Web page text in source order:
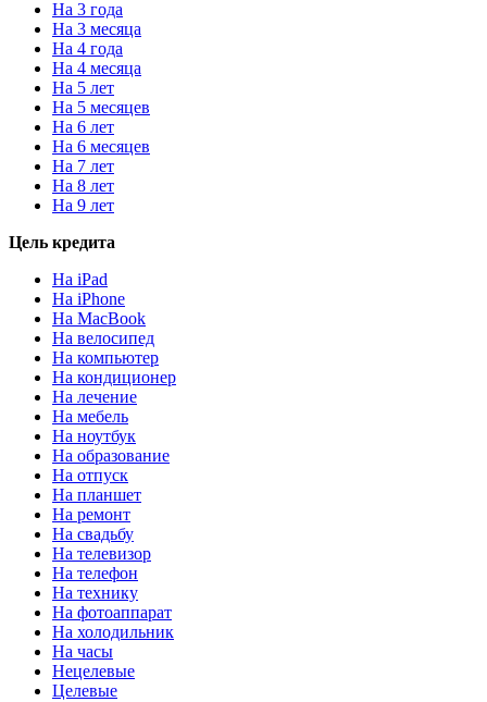
На 3 года
На 3 месяца
На 4 года
На 4 месяца
На 5 лет
На 5 месяцев
На 6 лет
На 6 месяцев
На 7 лет
На 8 лет
На 9 лет
Цель кредита
На iPad
На iPhone
На MacBook
На велосипед
На компьютер
На кондиционер
На лечение
На мебель
На ноутбук
На образование
На отпуск
На планшет
На ремонт
На свадьбу
На телевизор
На телефон
На технику
На фотоаппарат
На холодильник
На часы
Нецелевые
Целевые